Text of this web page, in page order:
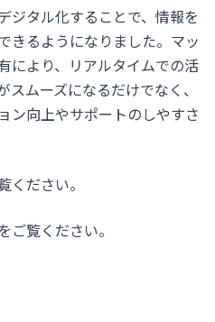
ジタル化することで、情報を
きるようになりました。マッ
により、リアルタイムでの活
ムーズになるだけでなく、
ン向上やサポートのしやすさ
ください。
ご覧ください。